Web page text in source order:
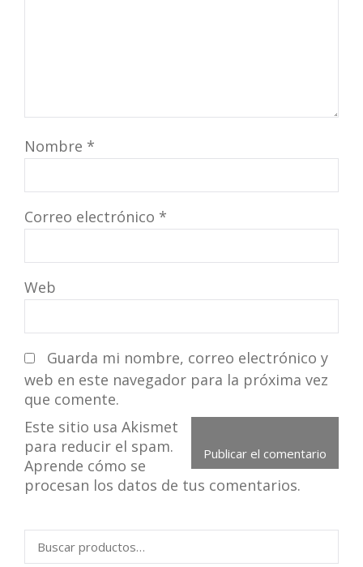
Nombre *
Correo electrónico *
Web
Guarda mi nombre, correo electrónico y
web en este navegador para la próxima vez
que comente.
Este sitio usa Akismet
para reducir el spam.
Aprende cómo se
procesan los datos de tus comentarios.
Buscar
por: